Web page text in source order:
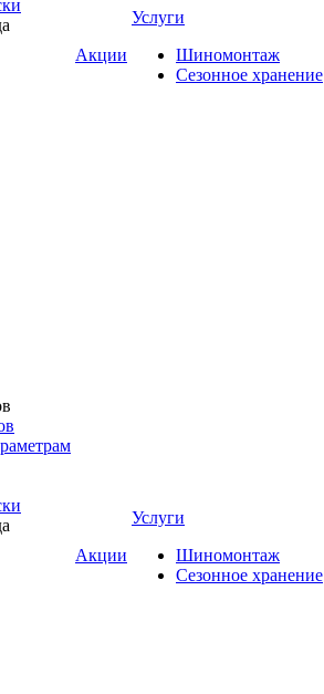
Акции
Услуги
Шиномонтаж
Сезонное хранение
Акции
Услуги
Шиномонтаж
Сезонное хранение